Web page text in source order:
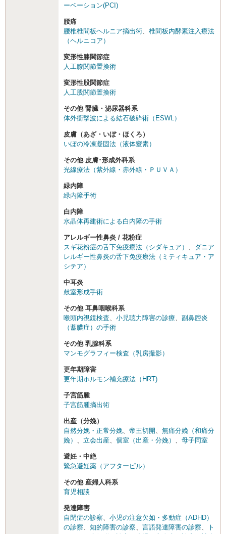
ーベーション(PCI)
腰痛
腰椎椎間板ヘルニア摘出術
椎間板内酵素注入療法
（ヘルニコア）
変形性膝関節症
人工膝関節置換術
変形性股関節症
人工股関節置換術
その他 腎臓・泌尿器科系
体外衝撃波による結石破砕術（ESWL）
皮膚（あざ・いぼ・ほくろ）
いぼの冷凍凝固法（液体窒素）
その他 皮膚･形成外科系
光線療法（紫外線・赤外線・ＰＵＶＡ）
緑内障
緑内障手術
白内障
水晶体再建術による白内障の手術
アレルギー性鼻炎 / 花粉症
スギ花粉症の舌下免疫療法（シダキュア）
ダニア
レルギー性鼻炎の舌下免疫療法（ミティキュア・ア
シテア）
中耳炎
鼓室形成手術
その他 耳鼻咽喉科系
喉頭内視鏡検査
小児聴力障害の診療
副鼻腔炎
（蓄膿症）の手術
その他 乳腺科系
マンモグラフィー検査（乳房撮影）
更年期障害
更年期ホルモン補充療法（HRT)
子宮筋腫
子宮筋腫摘出術
出産（分娩）
自然分娩・正常分娩
帝王切開
無痛分娩（和痛分
娩）
立会出産 個室（出産・分娩） 母子同室
避妊・中絶
緊急避妊薬（アフターピル）
その他 産婦人科系
育児相談
発達障害
自閉症の診察
小児の注意欠如・多動症（ADHD）
の診察
知的障害の診察 言語発達障害の診察
ト